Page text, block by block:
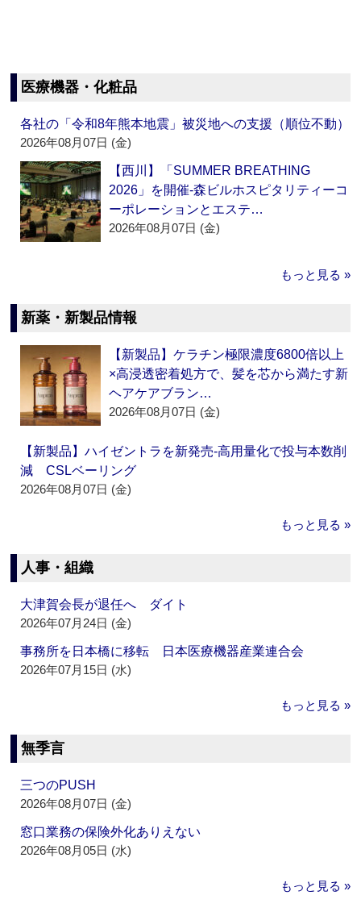
医療機器・化粧品
各社の「令和8年熊本地震」被災地への支援（順位不動）
2026年08月07日 (金)
【西川】「SUMMER BREATHING
2026」を開催‐森ビルホスピタリティーコ
ーポレーションとエステ…
2026年08月07日 (金)
もっと見る »
新薬・新製品情報
【新製品】ケラチン極限濃度6800倍以上
×高浸透密着処方で、髪を芯から満たす新
ヘアケアブラン…
2026年08月07日 (金)
【新製品】ハイゼントラを新発売‐高用量化で投与本数削
減 CSLベーリング
2026年08月07日 (金)
もっと見る »
人事・組織
大津賀会長が退任へ ダイト
2026年07月24日 (金)
事務所を日本橋に移転 日本医療機器産業連合会
2026年07月15日 (水)
もっと見る »
無季言
三つのPUSH
2026年08月07日 (金)
窓口業務の保険外化ありえない
2026年08月05日 (水)
もっと見る »